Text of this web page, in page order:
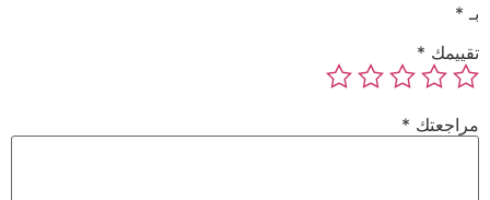
بـ *
تقييمك *
مراجعتك *